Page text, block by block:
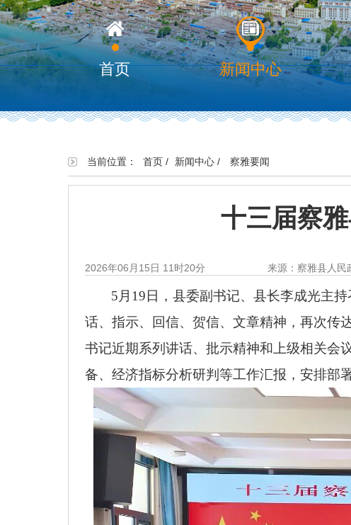
首页 新闻中心
当前位置： 首页 / 新闻中心 / 察雅要闻
十三届察
2026年06月15日 11时20分 来源：察雅县人民
5月19日，县委副书记、县长李成光主
话、指示、回信、贺信、文章精神，再次传
书记近期系列讲话、批示精神和上级相关会
备、经济指标分析研判等工作汇报，安排部